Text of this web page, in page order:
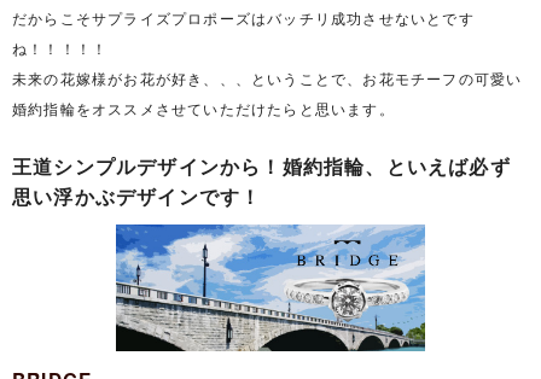
だからこそサプライズプロポーズはバッチリ成功させないとです
ね！！！！！
未来の花嫁様がお花が好き、、、ということで、お花モチーフの可愛い
婚約指輪をオススメさせていただけたらと思います。
王道シンプルデザインから！婚約指輪、といえば必ず
思い浮かぶデザインです！